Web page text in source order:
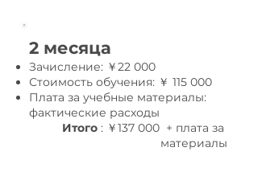
2 месяца
Зачисление: ￥22 000
Стоимость обучения: ￥ 115 000
Плата за учебные материалы:
фактические расходы
Итого : ￥137 000 + плата за
материалы